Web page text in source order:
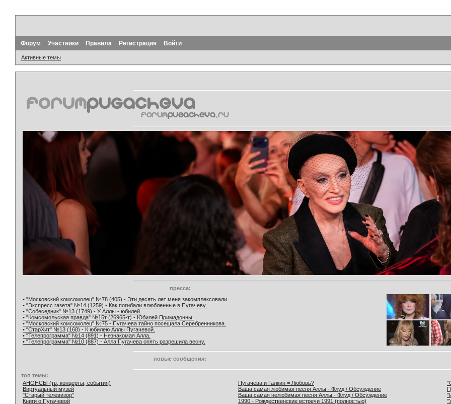
Форум Участники Правила Регистрация Войти
Активные темы
пресса:
• "Московский комсомолец" №78 (405) - Эти десять лет меня закомплексовали.
• "Экспресс газета" №14 (1259) - Как погибали влюбленные в Пугачеву.
• "Собеседник" №13 (1749) - У Аллы - юбилей.
• "Комсомольская правда" №15т (26965-т) - Юбилей Примадонны.
• "Московский комсомолец" №75 - Пугачева тайно посещала Серебренникова.
• "СтарХит" №13 (168) - К юбилею Аллы Пугачевой.
• "Телепрограмма" №14 (891) - Незнакомая Алла.
• "Телепрограмма" №10 (887) - Алла Пугачева опять разрешила весну.
новые сообщения:
топ темы:
АНОНСЫ (тв, концерты, события)
Виртуальный музей
"Старый телевизор"
Книги о Пугачевой
Пугачева и Галкин = Любовь?
Ваша самая любимая песня Аллы - Флуд / Обсуждение
Ваша самая нелюбимая песня Аллы - Флуд / Обсуждение
1990 - Рождественские встречи 1991 (полностью)